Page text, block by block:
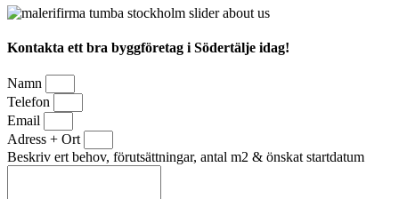
Kontakta ett bra byggföretag i Södertälje idag!
Namn
Telefon
Email
Adress + Ort
Beskriv ert behov, förutsättningar, antal m2 & önskat startdatum